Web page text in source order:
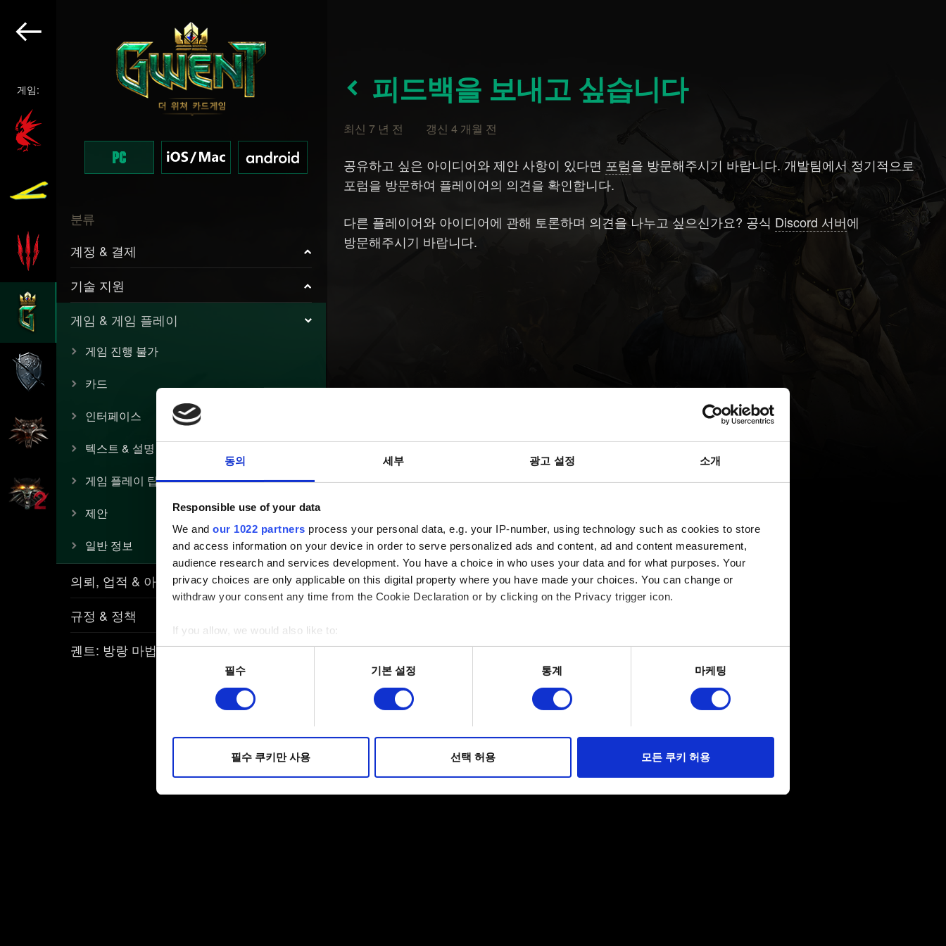
동의 세부 광고 설정 소개
Responsible use of your data
We and our 1022 partners process your personal data, e.g. your IP-number, using technology such as cookies to store
and access information on your device in order to serve personalized ads and content, ad and content measurement,
audience research and services development. You have a choice in who uses your data and for what purposes. Your
privacy choices are only applicable on this digital property where you have made your choices. You can change or
withdraw your consent any time from the Cookie Declaration or by clicking on the Privacy trigger icon.
If you allow, we would also like to:
Collect information about your geographical location which can be accurate to within several meters
Identify your device by actively scanning it for specific characteristics (fingerprinting)
Find out more about how your personal data is processed and set your preferences in the
피드백을 제공하여 사용자의 웹사이트 이용 환경을 개선하기 위해 사용됩니다. 예를 들어, 소셜 미디어를 통해 사용자와
소통할 경우, 사용자의 선호도를 파악하기 위해 쿠키의 일부를 저희 파트너와 공유할 수도 있습니다. 물론, 이처럼
필수 기본 설정 통계 마케팅
필수 쿠키만 사용 선택 허용 모든 쿠키 허용
게임:
분류
계정 & 결제
기술 지원
게임 & 게임 플레이
게임 진행 불가
카드
인터페이스
텍스트 & 설명
게임 플레이 팁
제안
일반 정보
의뢰, 업적 & 아이템
규정 & 정책
궨트: 방랑 마법사
피드백을 보내고 싶습니다
최신 7 년 전 갱신 4 개월 전
공유하고 싶은 아이디어와 제안 사항이 있다면 포럼을 방문해주시기 바랍니다. 개발팀에서 정기적으로
포럼을 방문하여 플레이어의 의견을 확인합니다.
다른 플레이어와 아이디어에 관해 토론하며 의견을 나누고 싶으신가요? 공식 Discord 서버에
방문해주시기 바랍니다.